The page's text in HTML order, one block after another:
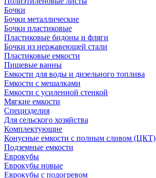
Бочки
Бочки металлические
Бочки пластиковые
Пластиковые бидоны и фляги
Бочки из нержавеющей стали
Пластиковые емкости
Пищевые ванны
Емкости для воды и дизельного топлива
Емкости с мешалками
Емкости с усиленной стенкой
Мягкие емкости
Специзделия
Для сельского хозяйства
Комплектующие
Конусные емкости с полным сливом (ЦКТ)
Подземные емкости
Еврокубы
Еврокубы новые
Еврокубы с подогревом